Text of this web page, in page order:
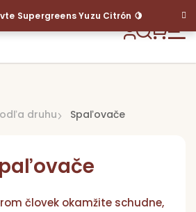
Supergreens Yuzu Citrón 🍋
Hľadať
druhu Spaľovače
človek okamžite schudne,